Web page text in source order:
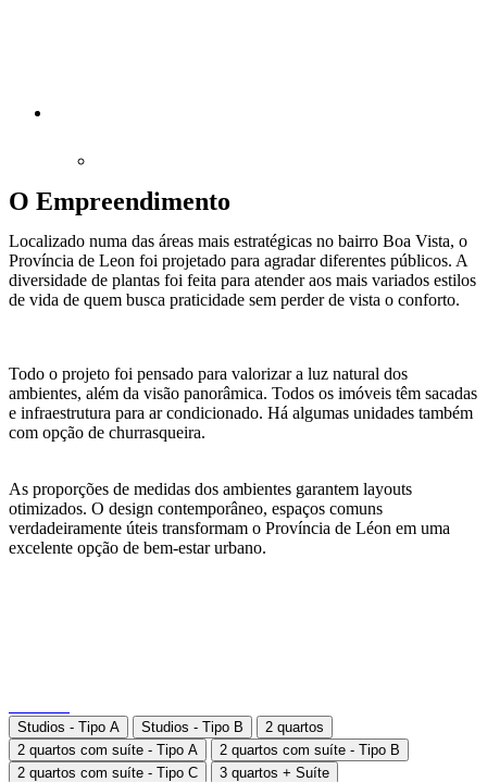
O Empreendimento
Localizado numa das áreas mais estratégicas no bairro Boa Vista, o
Província de Leon foi projetado para agradar diferentes públicos. A
diversidade de plantas foi feita para atender aos mais variados estilos
de vida de quem busca praticidade sem perder de vista o conforto.
Todo o projeto foi pensado para valorizar a luz natural dos
ambientes, além da visão panorâmica. Todos os imóveis têm sacadas
e infraestrutura para ar condicionado. Há algumas unidades também
com opção de churrasqueira.
As proporções de medidas dos ambientes garantem layouts
otimizados. O design contemporâneo, espaços comuns
verdadeiramente úteis transformam o Província de Léon em uma
excelente opção de bem-estar urbano.
Studios - Tipo A Studios - Tipo B
2 quartos
2 quartos com suíte - Tipo A
2 quartos com suíte - Tipo B
2 quartos com suíte - Tipo C
3 quartos + Suíte